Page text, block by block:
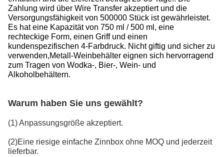
Zahlung wird über Wire Transfer akzeptiert und die
Versorgungsfähigkeit von 500000 Stück ist gewährleistet.
Es hat eine Kapazität von 750 ml / 500 ml, eine
rechteckige Form, einen Griff und einen
kundenspezifischen 4-Farbdruck. Nicht giftig und sicher zu
verwenden,Metall-Weinbehälter eignen sich hervorragend
zum Tragen von Wodka-, Bier-, Wein- und
Alkoholbehältern.
Warum haben Sie uns gewählt?
(1) Anpassungsgröße akzeptiert.
(2)Eine riesige einfache Zinnbox ohne MOQ und jederzeit
lieferbar.